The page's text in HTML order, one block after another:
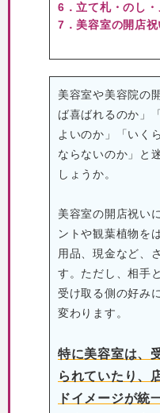
6．立て札・のし
7．美容室の開店
美容室や美容院の
ば喜ばれるのか」
よいのか」「いく
ならないのか」と
しょうか。
美容室の開店祝い
ントや観葉植物を
用品、現金など、
す。ただし、相手
受け取る側の好み
変わります。
特に美容室は、
られていたり、
ドイメージが統